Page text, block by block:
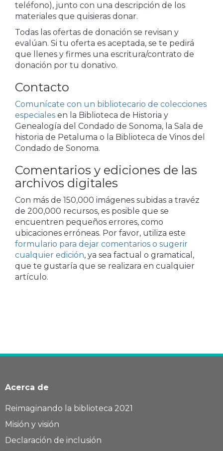
teléfono), junto con una descripción de los
materiales que quisieras donar.
Todas las ofertas de donación se revisan y
evalúan. Si tu oferta es aceptada, se te pedirá
que llenes y firmes una escritura/contrato de
donación por tu donativo.
Contacto
Comunícate con un bibliotecario de colecciones
especiales en la Biblioteca de Historia y
Genealogía del Condado de Sonoma, la Sala de
historia de Petaluma o la Biblioteca de Vinos del
Condado de Sonoma.
Comentarios y ediciones de las
archivos digitales
Con más de 150,000 imágenes subidas a travéz
de 200,000 recursos, es posible que se
encuentren pequeños errores, como
ubicaciones erróneas. Por favor, utiliza este
formulario para dejar comentarios o sugerir
cualquier edición, ya sea factual o gramatical,
que te gustaría que se realizara en cualquier
artículo.
Acerca de
Reimaginando la biblioteca 2021
Misión y visión
Declaración de inclusión